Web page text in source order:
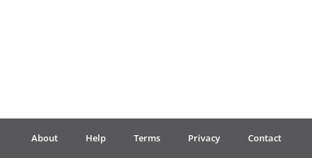
Português
About Help Terms Privacy Contact